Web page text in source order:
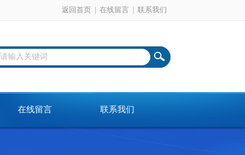
返回首页 在线留言 联系我们
在线留言 联系我们